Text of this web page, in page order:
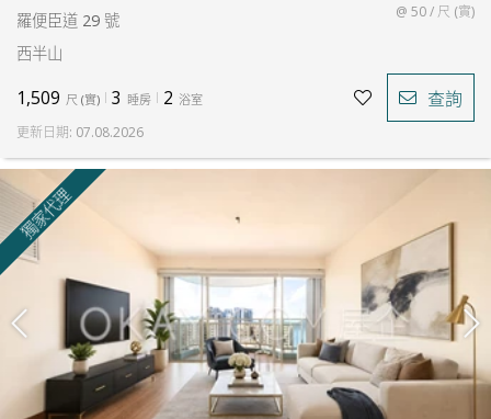
羅便臣道 29 號
西半山
@ 50 / 尺 (實)
1,509 尺 (實) 3 睡房 2 浴室 查詢
更新日期: 07.08.2026
獨家代理